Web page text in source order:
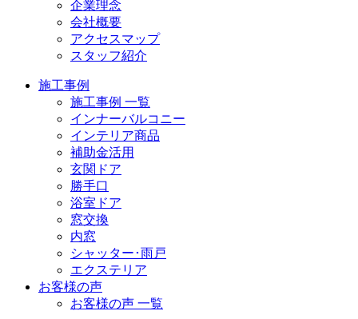
企業理念
会社概要
アクセスマップ
スタッフ紹介
施工事例
施工事例 一覧
インナーバルコニー
インテリア商品
補助金活用
玄関ドア
勝手口
浴室ドア
窓交換
内窓
シャッター･雨戸
エクステリア
お客様の声
お客様の声 一覧